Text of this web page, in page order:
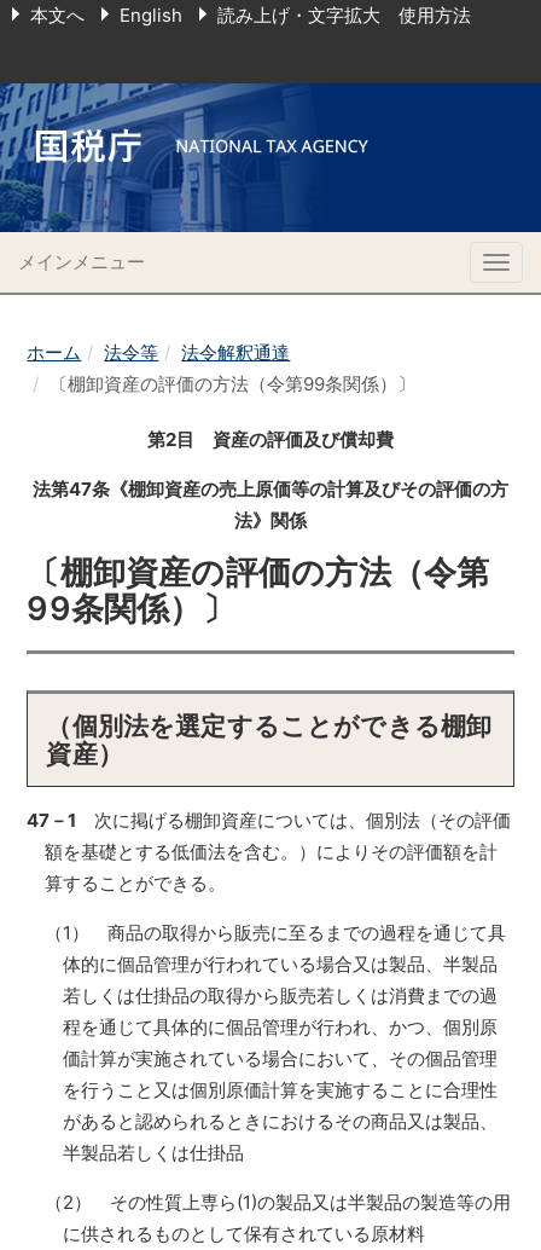
本文へ English 読み上げ・文字拡大 使用方法
メインメニュー
ホーム 法令等
法令解釈通達
〔棚卸資産の評価の方法（令第99条関係）〕
第2目 資産の評価及び償却費
法第47条《棚卸資産の売上原価等の計算及びその評価の方
法》関係
〔棚卸資産の評価の方法（令第
99条関係）〕
（個別法を選定することができる棚卸
資産）
47－1 次に掲げる棚卸資産については、個別法（その評価
額を基礎とする低価法を含む。）によりその評価額を計
算することができる。
（1） 商品の取得から販売に至るまでの過程を通じて具
体的に個品管理が行われている場合又は製品、半製品
若しくは仕掛品の取得から販売若しくは消費までの過
程を通じて具体的に個品管理が行われ、かつ、個別原
価計算が実施されている場合において、その個品管理
を行うこと又は個別原価計算を実施することに合理性
があると認められるときにおけるその商品又は製品、
半製品若しくは仕掛品
（2） その性質上専ら(1)の製品又は半製品の製造等の用
に供されるものとして保有されている原材料